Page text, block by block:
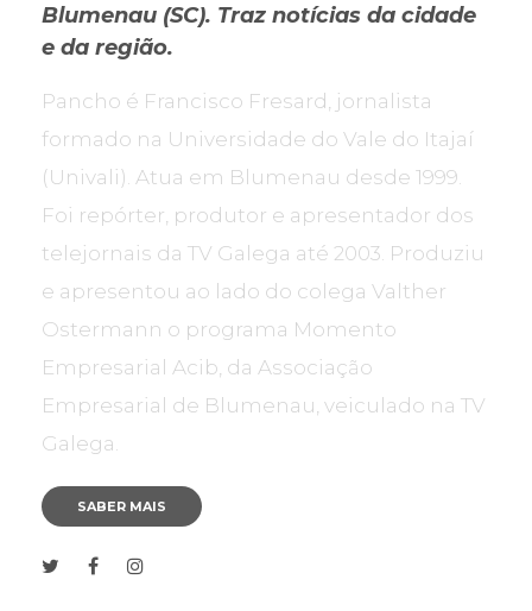
Blumenau (SC). Traz notícias da cidade
e da região.
Pancho é Francisco Fresard, jornalista
formado na Universidade do Vale do Itajaí
(Univali). Atua em Blumenau desde 1999.
Foi repórter, produtor e apresentador dos
telejornais da TV Galega até 2003. Produziu
e apresentou ao lado do colega Valther
Ostermann o programa Momento
Empresarial Acib, da Associação
Empresarial de Blumenau, veiculado na TV
Galega.
SABER MAIS